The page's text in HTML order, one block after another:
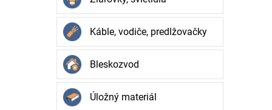
Káble, vodiče, predlžovačky
Bleskozvod
Úložný materiál